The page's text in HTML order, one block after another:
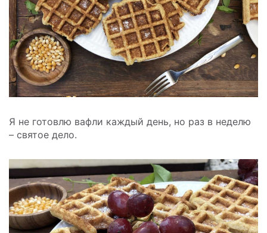
Я не готовлю вафли каждый день, но раз в неделю
– святое дело.